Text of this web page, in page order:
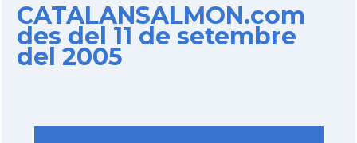
CATALANSALMON.com
des del 11 de setembre
del 2005